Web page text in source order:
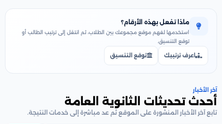
ماذا تفعل بهذه الأرقام؟
استخدمها لفهم موقع مجموعك بين الطلاب، ثم انتقل إلى ترتيب الطالب أو
توقع التنسيق.
اعرف ترتيبك توقع التنسيق
آخر الأخبار
أحدث تحديثات الثانوية العامة
تابع آخر الأخبار المنشورة على الموقع ثم عد مباشرة إلى خدمات النتيجة.